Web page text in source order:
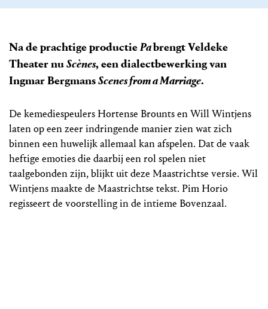
Na de prachtige productiePabrengt Veldeke
Theater nuScènes, een dialectbewerking van
Ingmar BergmansScenes from a Marriage.
De kemediespeulers Hortense Brounts en Will Wintjens
laten op een zeer indringende manier zien wat zich
binnen een huwelijk allemaal kan afspelen. Dat de vaak
heftige emoties die daarbij een rol spelen niet
taalgebonden zijn, blijkt uit deze Maastrichtse versie. Wil
Wintjens maakte de Maastrichtse tekst. Pim Horio
regisseert de voorstelling in de intieme Bovenzaal.